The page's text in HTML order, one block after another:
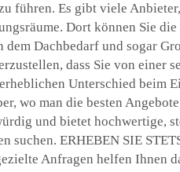
führen. Es gibt viele
Dort können Sie
dem Dachbedarf und sogar
dass Sie von einer
Unterschied beim
wo man die besten
und bietet hochwertige,
suchen. ERHEBEN SIE
Anfragen helfen Ihnen